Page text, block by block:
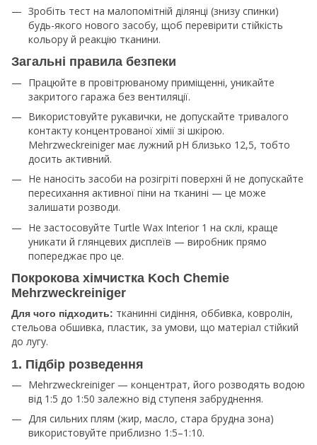
Зробіть тест на малопомітній ділянці (знизу спинки)
будь-якого нового засобу, щоб перевірити стійкість
кольору й реакцію тканини.​
Загальні правила безпеки
Працюйте в провітрюваному приміщенні, уникайте
закритого гаража без вентиляції.​
Використовуйте рукавички, не допускайте тривалого
контакту концентрованої хімії зі шкірою.
Mehrzweckreiniger має лужний pH близько 12,5, тобто
досить активний.​
Не наносіть засоби на розігріті поверхні й не допускайте
пересихання активної піни на тканині — це може
залишати розводи.​
Не застосовуйте Turtle Wax Interior 1 на склі, краще
уникати й глянцевих дисплеїв — виробник прямо
попереджає про це.​
Покрокова хімчистка Koch Chemie
Mehrzweckreiniger
Для чого підходить: тканинні сидіння, оббивка, ковролін,
стельова обшивка, пластик, за умови, що матеріал стійкий
до лугу.​
1. Підбір розведення
Mehrzweckreiniger — концентрат, його розводять водою
від 1:5 до 1:50 залежно від ступеня забруднення.​
Для сильних плям (жир, масло, стара брудна зона)
використовуйте приблизно 1:5–1:10.​